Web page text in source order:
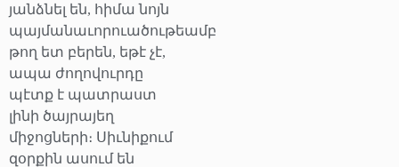
յանձնել են, հիմա նոյն
պայմանաւորուածութեամբ
թող ետ բերեն, եթէ չէ,
ապա ժողովուրդը
պէտք է պատրաստ
լինի ծայրայեղ
միջոցների։ Սիւնիքում
զօրքին ասում են